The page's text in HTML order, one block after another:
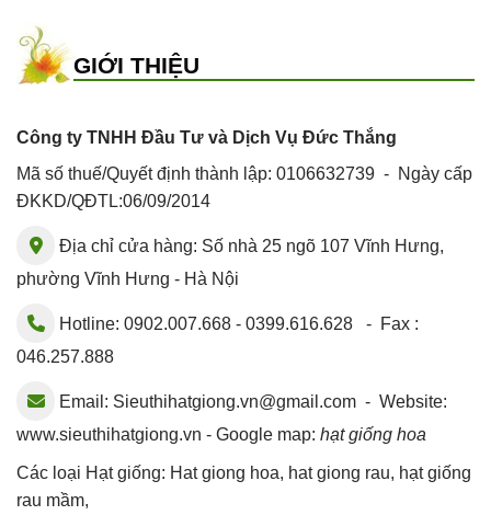
GIỚI THIỆU
Công ty TNHH Đầu Tư và Dịch Vụ Đức Thắng
Mã số thuế/Quyết định thành lập: 0106632739 - Ngày cấp
ĐKKD/QĐTL:06/09/2014
Địa chỉ cửa hàng: Số nhà 25 ngõ 107 Vĩnh Hưng,
phường Vĩnh Hưng - Hà Nội
Hotline: 0902.007.668 - 0399.616.628 - Fax :
046.257.888
Email: Sieuthihatgiong.vn@gmail.com - Website:
www.sieuthihatgiong.vn - Google map: hạt giống hoa
Các loại Hạt giống: Hat giong hoa, hat giong rau, hạt giống
rau mầm,